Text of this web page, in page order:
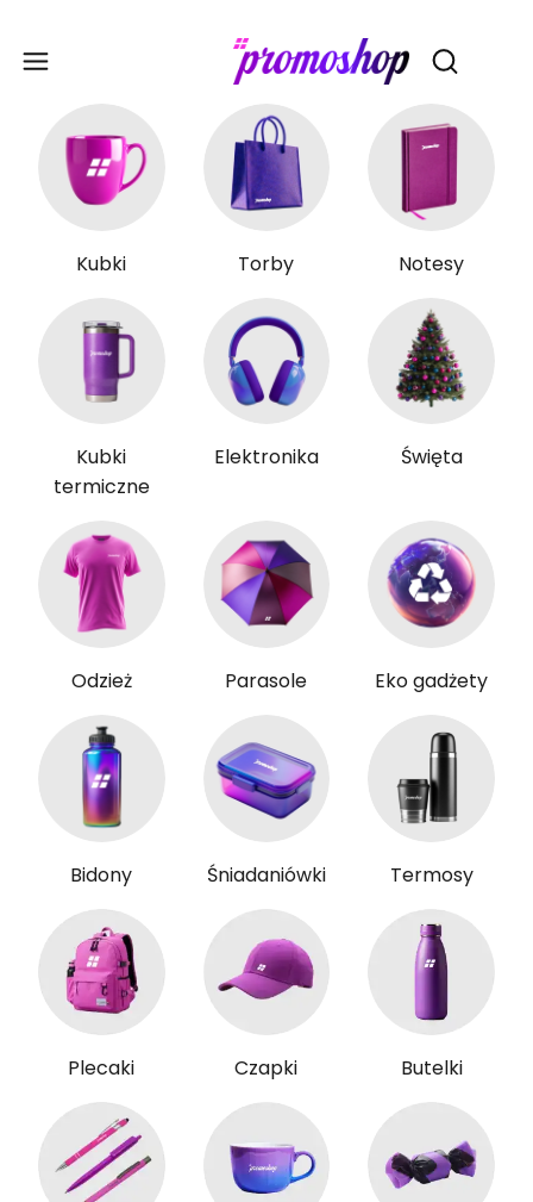
Otwórz
Kubki Torby Notesy
Kubki
termiczne
Elektronika Święta
Odzież Parasole Eko gadżety
Bidony Śniadaniówki Termosy
Plecaki Czapki Butelki